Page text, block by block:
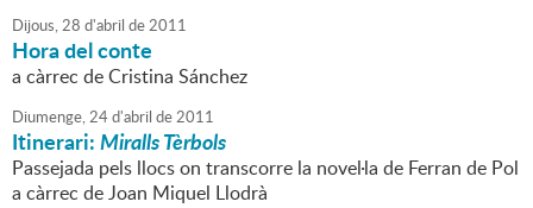
Dijous,28 d'abril de2011
Hora del conte
a càrrec de Cristina Sánchez
Diumenge,24d'abril de2011
Itinerari:Miralls Tèrbols
Passejada pels llocs on transcorre la novel·la de Ferran de Pol
a càrrec de Joan Miquel Llodrà